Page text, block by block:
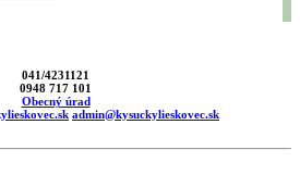
041/4231121
0948 717 101
Obecný úrad
admin@kysuckylieskovec.sk